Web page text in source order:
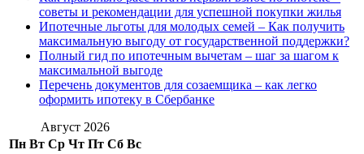
советы и рекомендации для успешной покупки жилья
Ипотечные льготы для молодых семей – Как получить
максимальную выгоду от государственной поддержки?
Полный гид по ипотечным вычетам – шаг за шагом к
максимальной выгоде
Перечень документов для созаемщика – как легко
оформить ипотеку в Сбербанке
Август 2026
Пн Вт Ср Чт Пт Сб Вс